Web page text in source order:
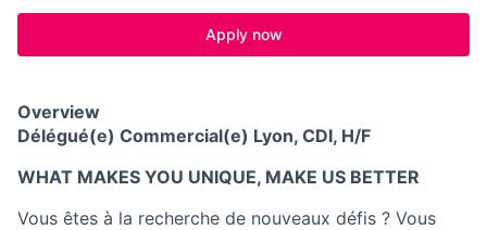
Apply now
Overview
Délégué(e) Commercial(e) Lyon, CDI, H/F
WHAT MAKES YOU UNIQUE, MAKE US BETTER
Vous êtes à la recherche de nouveaux défis ? Vous